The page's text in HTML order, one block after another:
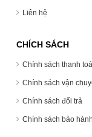
Liên hệ
CHÍCH SÁCH
Chính sách thanh
Chính sách vận
Chính sách đổi trả
Chính sách bảo hành